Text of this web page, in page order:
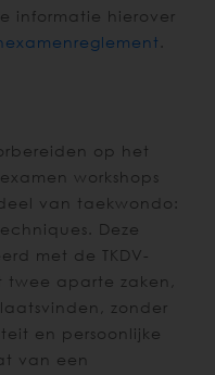
informatie hierover
op het
workshops
van taekwondo:
Deze
met de TKDV-
aparte zaken,
zonder
en persoonlijke
van een